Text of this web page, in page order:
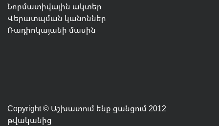
Նորմատիվային ակտեր
Վերատպման կանոններ
Ռադիոկայանի մասին
Copyright © Աշխատում ենք ցանցում 2012
թվականից